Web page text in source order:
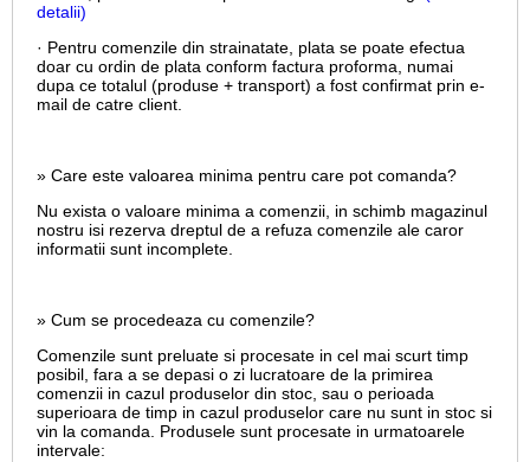
detalii)
· Pentru comenzile din strainatate, plata se poate efectua
doar cu ordin de plata conform factura proforma, numai
dupa ce totalul (produse + transport) a fost confirmat prin e-
mail de catre client.
» Care este valoarea minima pentru care pot comanda?
Nu exista o valoare minima a comenzii, in schimb magazinul
nostru isi rezerva dreptul de a refuza comenzile ale caror
informatii sunt incomplete.
» Cum se procedeaza cu comenzile?
Comenzile sunt preluate si procesate in cel mai scurt timp
posibil, fara a se depasi o zi lucratoare de la primirea
comenzii in cazul produselor din stoc, sau o perioada
superioara de timp in cazul produselor care nu sunt in stoc si
vin la comanda. Produsele sunt procesate in urmatoarele
intervale: